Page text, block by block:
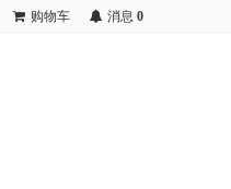
购物车 消息 0